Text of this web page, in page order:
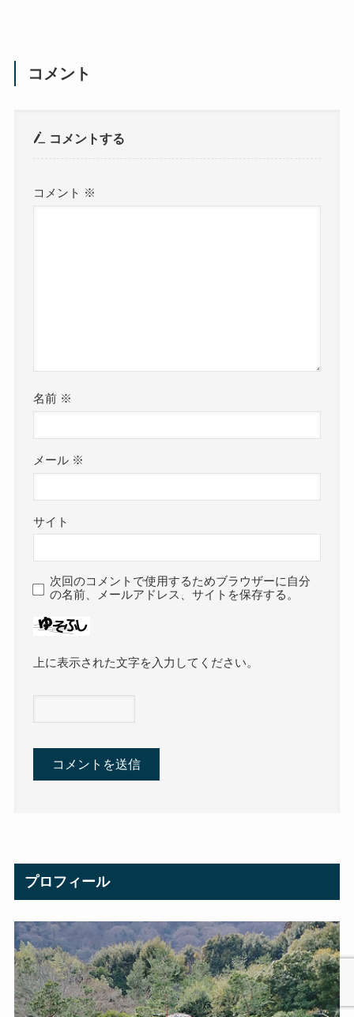
コメント
コメントする
コメント ※
名前 ※
メール ※
サイト
次回のコメントで使用するためブラウザーに自分
の名前、メールアドレス、サイトを保存する。
上に表示された文字を入力してください。
プロフィール